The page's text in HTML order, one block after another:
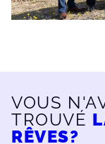
VOUS
TROUVÉ
RÊVES?